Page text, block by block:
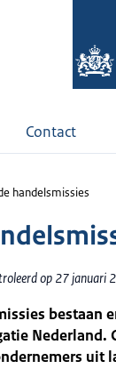
Contact
handelsmissies
op 27 januari
bestaan
Nederland.
uit